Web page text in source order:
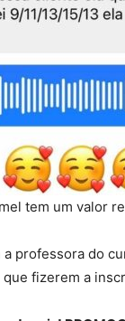
tem um valor
professora do
fizerem a